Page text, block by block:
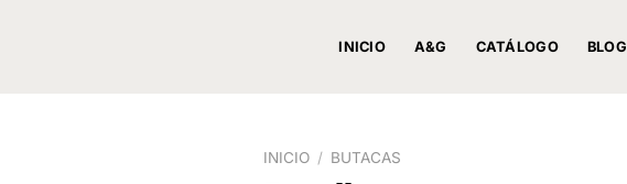
INICIO A&G CATÁLOGO BLOG
INICIO / BUTACAS